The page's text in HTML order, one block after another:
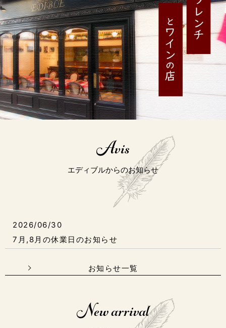
Avis
エディブルからのお知らせ
2026/06/30
7月,8月の休業日のお知らせ
お知らせ一覧
New arrival